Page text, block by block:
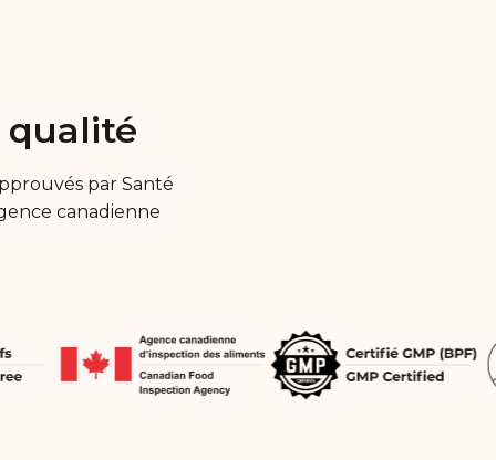
qualité
par Santé
canadienne